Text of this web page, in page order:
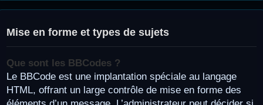
Mise en forme et types de sujets
Que sont les BBCodes ?
Le BBCode est une implantation spéciale au langage
HTML, offrant un large contrôle de mise en forme des